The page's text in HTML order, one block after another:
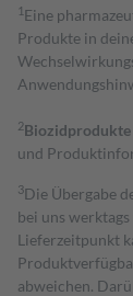
1 Eine
Produkte in
2Biozidprodukte
und
3Die Übergabe
bei uns
Lieferzeitpunkt
abweichen.